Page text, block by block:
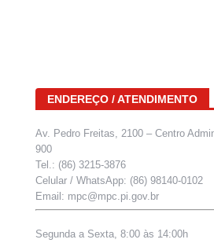
ENDEREÇO / ATENDIMENTO
Av. Pedro Freitas, 2100 – Centro
900
Tel.: (86) 3215-3876
Celular / WhatsApp: (86) 98140-0102
Email: mpc@mpc.pi.gov.br
Segunda a Sexta, 8:00 às 14:00h